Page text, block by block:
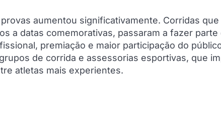
aumentou significativamente. Corridas
a datas comemorativas, passaram a fazer
premiação e maior participação do
de corrida e assessorias esportivas, que
atletas mais experientes.